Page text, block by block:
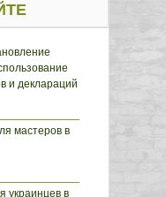
и деклараций
мастеров в
украинцев в